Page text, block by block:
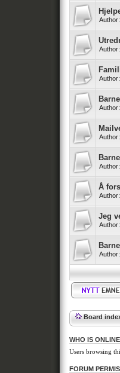
Author:
Author:
Author:
Author:
Author:
Author:
Å
Author:
Jeg
Author:
Author:
Board
WHO IS ONLINE
Users browsing
FORUM